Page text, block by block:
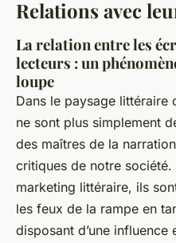
Relations avec
La relation entre les
lecteurs : un
loupe
Dans le paysage littéraire
ne sont plus simplement
des maîtres de la
critiques de notre société.
marketing littéraire, ils
les feux de la rampe en
disposant d’une influence